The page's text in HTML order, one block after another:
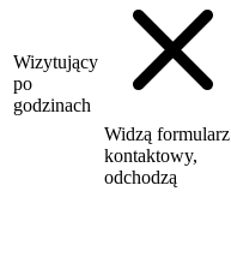
Wizytujący
po
godzinach
Widzą formularz
kontaktowy,
odchodzą